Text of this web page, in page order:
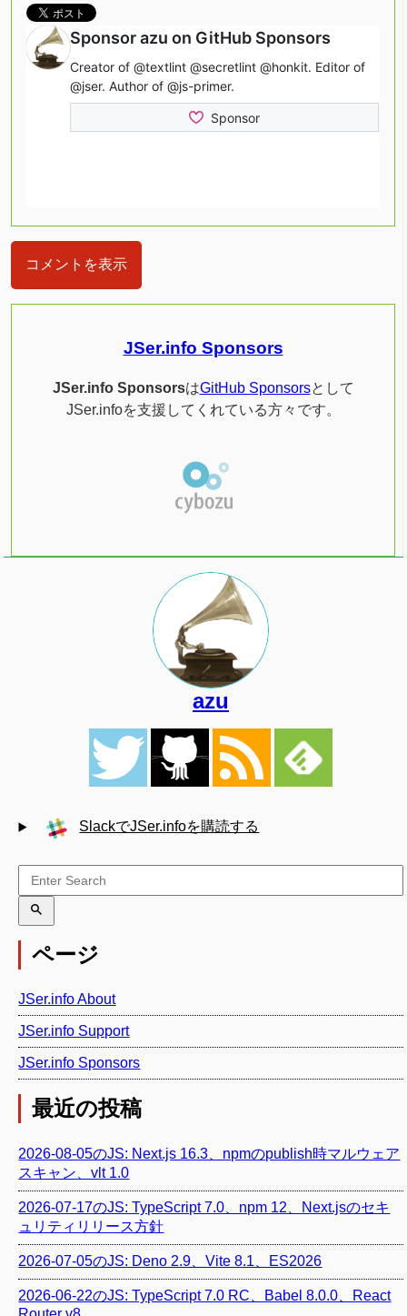
コメントを表示
JSer.info Sponsors
JSer.info SponsorsはGitHub Sponsorsとして
JSer.infoを支援してくれている方々です。
azu
SlackでJSer.infoを購読する
ページ
JSer.info About
JSer.info Support
JSer.info Sponsors
最近の投稿
2026-08-05のJS: Next.js 16.3、npmのpublish時マルウェア
スキャン、vlt 1.0
2026-07-17のJS: TypeScript 7.0、npm 12、Next.jsのセキ
ュリティリリース方針
2026-07-05のJS: Deno 2.9、Vite 8.1、ES2026
2026-06-22のJS: TypeScript 7.0 RC、Babel 8.0.0、React